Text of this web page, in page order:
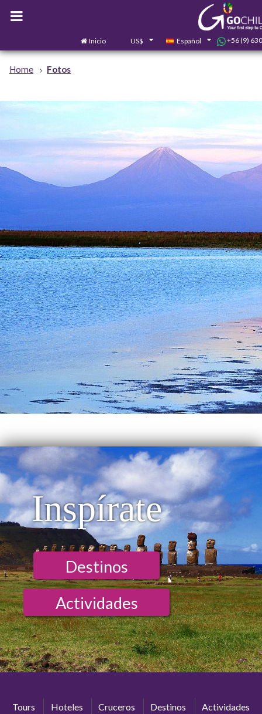
Inicio US$ Español +56 (9)
Home Fotos
Inspírate
Destinos
Actividades
Tours Hoteles Cruceros Destinos
Actividades